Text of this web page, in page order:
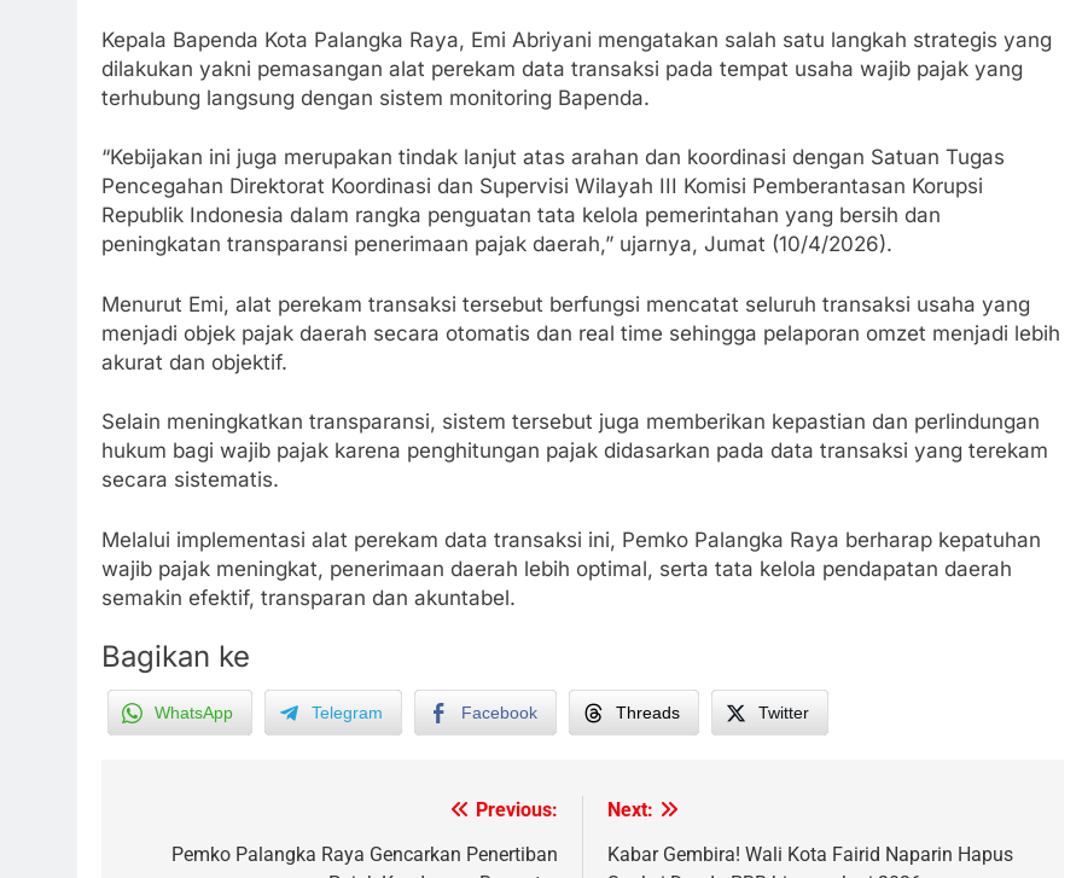
Kepala Bapenda Kota Palangka Raya, Emi Abriyani mengatakan salah satu langkah strategis yang
dilakukan yakni pemasangan alat perekam data transaksi pada tempat usaha wajib pajak yang
terhubung langsung dengan sistem monitoring Bapenda.
“Kebijakan ini juga merupakan tindak lanjut atas arahan dan koordinasi dengan Satuan Tugas
Pencegahan Direktorat Koordinasi dan Supervisi Wilayah III Komisi Pemberantasan Korupsi
Republik Indonesia dalam rangka penguatan tata kelola pemerintahan yang bersih dan
peningkatan transparansi penerimaan pajak daerah,” ujarnya, Jumat (10/4/2026).
Menurut Emi, alat perekam transaksi tersebut berfungsi mencatat seluruh transaksi usaha yang
menjadi objek pajak daerah secara otomatis dan real time sehingga pelaporan omzet menjadi lebih
akurat dan objektif.
Selain meningkatkan transparansi, sistem tersebut juga memberikan kepastian dan perlindungan
hukum bagi wajib pajak karena penghitungan pajak didasarkan pada data transaksi yang terekam
secara sistematis.
Melalui implementasi alat perekam data transaksi ini, Pemko Palangka Raya berharap kepatuhan
wajib pajak meningkat, penerimaan daerah lebih optimal, serta tata kelola pendapatan daerah
semakin efektif, transparan dan akuntabel.
Bagikan ke
WhatsApp Telegram Facebook Threads Twitter
navigation
Previous:
Pemko Palangka Raya Gencarkan Penertiban
Next:
Kabar Gembira! Wali Kota Fairid Naparin Hapus
5